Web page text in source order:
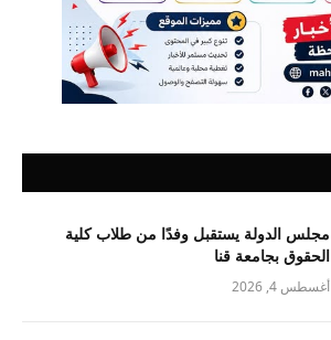
مجلس الدولة يستقبل وفدًا من طلاب كلية
الحقوق بجامعة قنا
أغسطس 4, 2026